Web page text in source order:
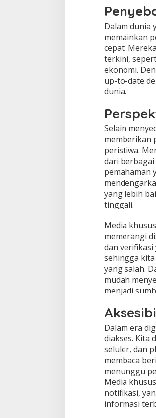
r
i
k
a
n
f
o
a
s
i
A
u
r
a
t
d
a
n
e
r
p
e
r
c
a
y
Dalam dunia
memainkan
cepat.
terkini,
ekonomi.
up-to-date
dunia.
Selain
memberikan
peristiwa.
dari
pemahaman
yang lebih
tinggali.
Media
memerangi
dan verifikasi
sehingga
yang salah.
mudah
menjadi
Dalam era
diakses. Kita
seluler, dan
membaca
menunggu
Media
notifikasi,
informasi